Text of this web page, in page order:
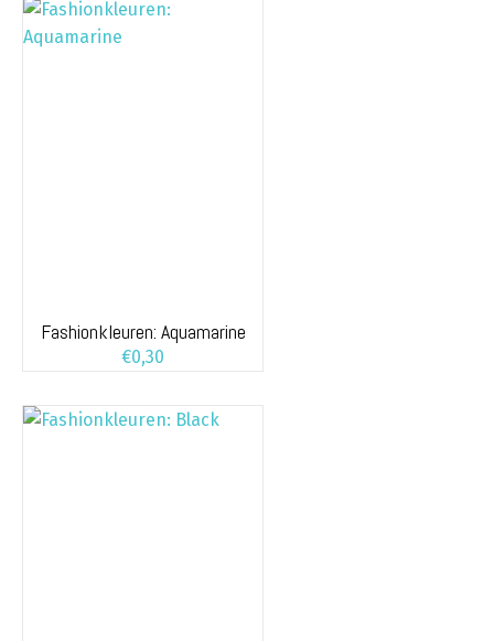
Fashionkleuren: Aquamarine
€0,30